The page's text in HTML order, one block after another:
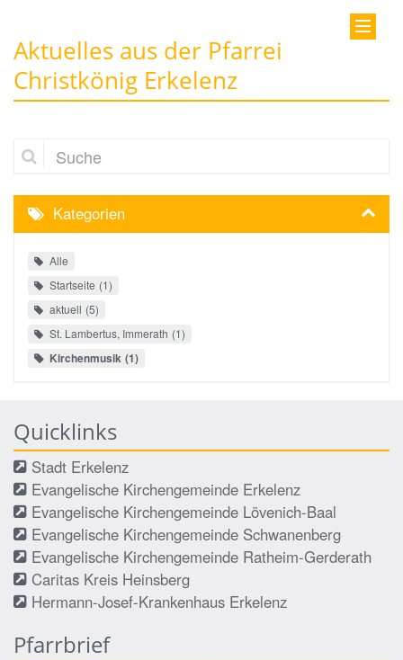
Aktuelles aus der Pfarrei
Christkönig Erkelenz
Suche
Kategorien
Alle
Startseite 1
aktuell 5
St. Lambertus, Immerath 1
Kirchenmusik 1
Quicklinks
Stadt Erkelenz
Evangelische Kirchengemeinde Erkelenz
Evangelische Kirchengemeinde Lövenich-Baal
Evangelische Kirchengemeinde Schwanenberg
Evangelische Kirchengemeinde Ratheim-Gerderath
Caritas Kreis Heinsberg
Hermann-Josef-Krankenhaus Erkelenz
Pfarrbrief